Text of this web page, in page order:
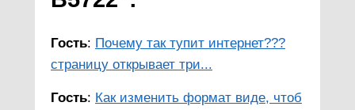
Гость: Почему так тупит интернет???
страницу открывает три...
Гость: Как изменить формат виде, чтоб